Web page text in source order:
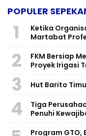
POPULER
1
Ketika
Martabat
2
FKM Bersiap
Proyek Irigasi
3 Hut Barito
4
Tiga
Penuhi
Program GTO,